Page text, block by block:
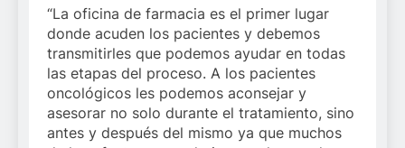
“La oficina de farmacia es el primer lugar
donde acuden los pacientes y debemos
transmitirles que podemos ayudar en todas
las etapas del proceso. A los pacientes
oncológicos les podemos aconsejar y
asesorar no solo durante el tratamiento, sino
antes y después del mismo ya que muchos